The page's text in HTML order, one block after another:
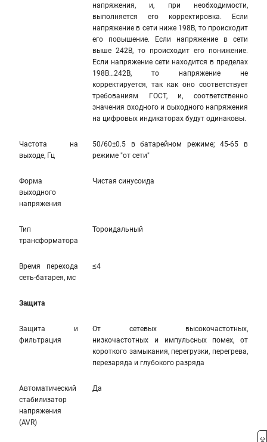
напряжения, и, при необходимости,
выполняется его корректировка. Если
напряжение в сети ниже 198В, то происходит
его повышение. Если напряжение в сети
выше 242В, то происходит его понижение.
Если напряжение сети находится в пределах
198В…242В, то напряжение не
корректируется, так как оно соответствует
требованиям ГОСТ, и, соответственно
значения входного и выходного напряжения
на цифровых индикаторах будут одинаковы.
Частота на
выходе, Гц
50/60±0.5 в батарейном режиме; 45-65 в
режиме "от сети"
Форма
выходного
напряжения
Чистая синусоида
Тип
трансформатора
Тороидальный
Время перехода
сеть-батарея, мс
≤4
Защита
Защита и
фильтрация
От сетевых высокочастотных,
низкочастотных и импульсных помех, от
короткого замыкания, перегрузки, перегрева,
перезаряда и глубокого разряда
Автоматический
стабилизатор
напряжения
(AVR)
Да